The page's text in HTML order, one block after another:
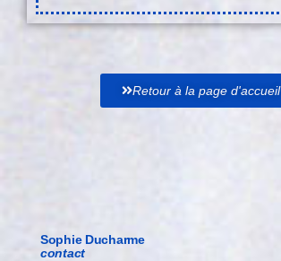
Retour à la page d'accueil
Sophie Ducharme
contact